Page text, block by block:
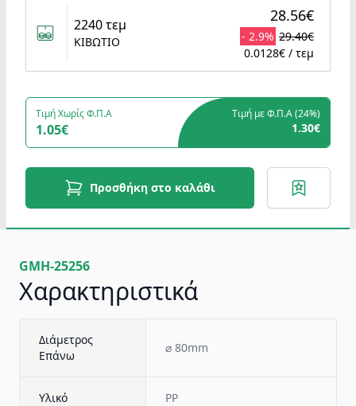
2240 τεμ
ΚΙΒΩΤΙΟ
28.56€
- 2.9% 29.40€
0.0128€ / τεμ
Τιμή Χωρίς Φ.Π.Α
1.05€
Τιμή με Φ.Π.Α (24%)
1.30€
Προσθήκη στο καλάθι
GMH-25256
Χαρακτηριστικά
Διάμετρος
Επάνω
⌀ 80mm
Υλικό PP